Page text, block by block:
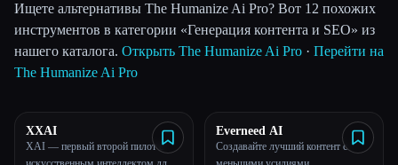
🎓 Студенты 🎬
Сравнить инструменты
Ищете альтернативы The Humanize Ai Pro? Вот 12 похожих
инструментов в категории «Генерация контента и SEO» из
нашего каталога. Открыть The Humanize Ai Pro · Перейти на
The Humanize Ai Pro
XXAI
XAI — первый второй пилот с
Everneed AI
Создавайте лучший контент с